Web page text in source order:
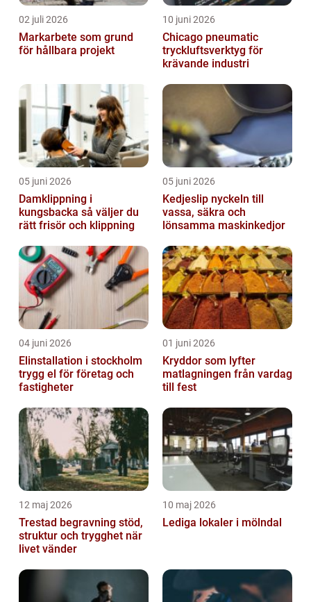
02 juli 2026
Markarbete som grund
för hållbara projekt
10 juni 2026
Chicago pneumatic
tryckluftsverktyg för
krävande industri
05 juni 2026
Damklippning i
kungsbacka så väljer du
rätt frisör och klippning
05 juni 2026
Kedjeslip nyckeln till
vassa, säkra och
lönsamma maskinkedjor
04 juni 2026
Elinstallation i stockholm
trygg el för företag och
fastigheter
01 juni 2026
Kryddor som lyfter
matlagningen från vardag
till fest
12 maj 2026
Trestad begravning stöd,
struktur och trygghet när
livet vänder
10 maj 2026
Lediga lokaler i mölndal